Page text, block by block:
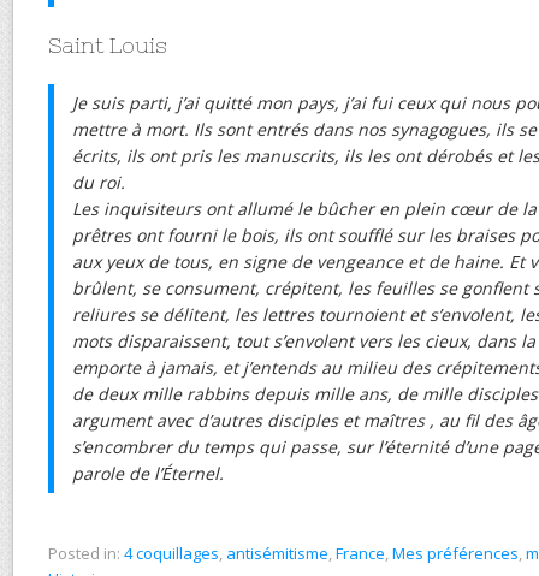
Saint Louis
Je suis parti, j’ai quitté mon pays, j’ai fui ceux qui nous
mettre à mort. Ils sont entrés dans nos synagogues, ils
écrits, ils ont pris les manuscrits, ils les ont dérobés et
du roi.
Les inquisiteurs ont allumé le bûcher en plein cœur de la
prêtres ont fourni le bois, ils ont soufflé sur les braises
aux yeux de tous, en signe de vengeance et de haine. Et
brûlent, se consument, crépitent, les feuilles se gonflent
reliures se délitent, les lettres tournoient et s’envolent,
mots disparaissent, tout s’envolent vers les cieux, dans
emporte à jamais, et j’entends au milieu des
de deux mille rabbins depuis mille ans, de mille
argument avec d’autres disciples et maîtres , au fil des
s’encombrer du temps qui passe, sur l’éternité d’une
parole de l’Éternel.
Posted in: 4 coquillages, antisémitisme,France,Mes préférences,